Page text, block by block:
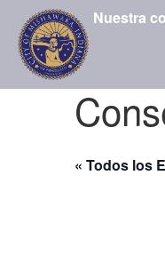
Nuestra
« Todos los